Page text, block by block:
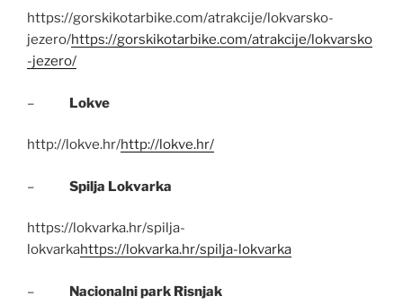
https://gorskikotarbike.com/atrakcije/lokvarsko-
jezero/https://gorskikotarbike.com/atrakcije/lokvarsko
-jezero/
– Lokve
http://lokve.hr/http://lokve.hr/
– Spilja Lokvarka
https://lokvarka.hr/spilja-
lokvarkahttps://lokvarka.hr/spilja-lokvarka
– Nacionalni park Risnjak